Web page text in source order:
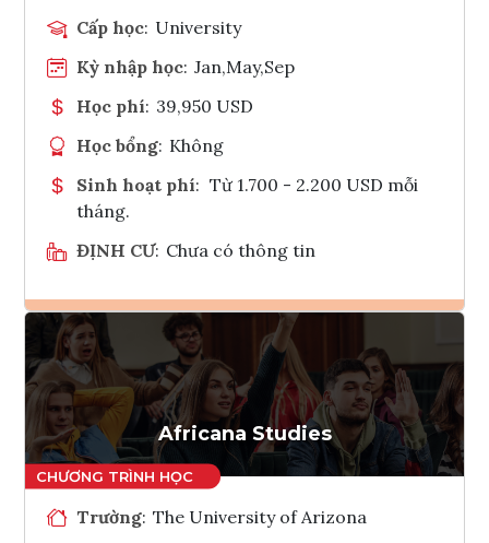
Cấp học: University
Kỳ nhập học: Jan,May,Sep
Học phí: 39,950 USD
Học bổng: Không
Sinh hoạt phí: Từ 1.700 - 2.200 USD mỗi
tháng.
ĐỊNH CƯ: Chưa có thông tin
Ghi danh
Tham vấn Interlink
Africana Studies
Trường: The University of Arizona